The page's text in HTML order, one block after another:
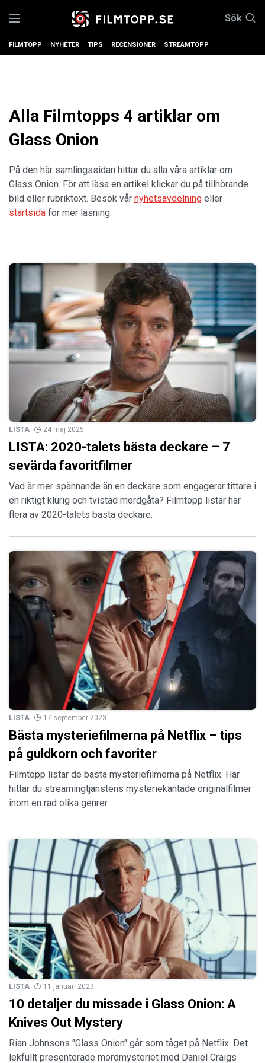
Sök
FILMTOPP NYHETER TIPS RECENSIONER STREAMTOPP
Alla Filmtopps 4 artiklar om
Glass Onion
På den här samlingssidan hittar du alla våra artiklar om
Glass Onion. För att läsa en artikel klickar du på tillhörande
bild eller rubriktext. Besök vår nyhetsavdelning eller
startsida för mer läsning.
LISTA 24 maj 2025
LISTA: 2020-talets bästa deckare – 7
sevärda favoritfilmer
Vad är mer spännande än en deckare som engagerar tittare i
en riktigt klurig och tvistad mordgåta? Filmtopp listar här
flera av 2020-talets bästa deckare.
LISTA 17 september 2023
Bästa mysteriefilmerna på Netflix – tips
på guldkorn och favoriter
Filmtopp listar de bästa mysteriefilmerna på Netflix. Här
hittar du streamingtjänstens mysteriekantade originalfilmer
inom en rad olika genrer.
LISTA 11 januari 2023
10 detaljer du missade i Glass Onion: A
Knives Out Mystery
Rian Johnsons "Glass Onion" går som tåget på Netflix. Det
lekfullt presenterade mordmysteriet med Daniel Craigs